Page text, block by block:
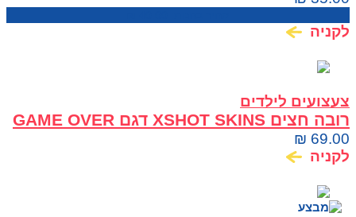
לקניה
צעצועים לילדים
רובה חצים XSHOT SKINS דגם GAME OVER
₪ 69.00
לקניה